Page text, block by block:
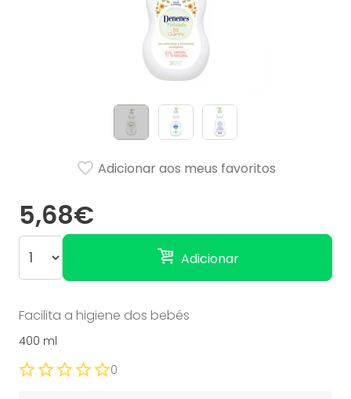
5,68€
Adicionar
Adicionar aos meus favoritos
Facilita a higiene dos bebés
400 ml
0